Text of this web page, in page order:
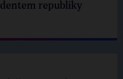
republiky